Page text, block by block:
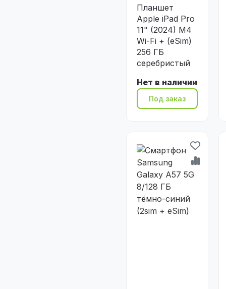
Планшет
Apple iPad Pro
11" (2024) M4
Wi-Fi + (eSim)
256 ГБ
серебристый
Нет в наличии
Под заказ